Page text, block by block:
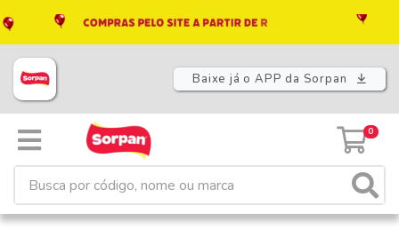
Baixe já o APP da Sorpan
0